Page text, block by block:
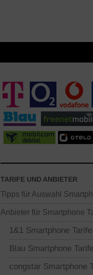
TARIFE UND ANBIETER
Tipps für Auswahl
Anbieter für Smartphone
1&1 Smartphone Tarife
Blau Smartphone
congstar Smartphone